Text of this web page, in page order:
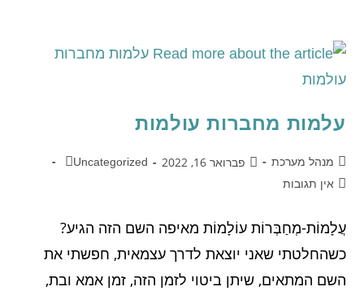
עלמות מחברות עולמות
מנהל מערכת פברואר 16, 2022
Uncategorized
אין תגובות
עֲלָמוֹת-מְחַבְּרוֹת עוֹלָמוֹת מאיפה השם הזה הגיע?
כשהחלטתי שאני יוצאת לדרך עצמאית, חפשתי את
השם המתאים, שיתן ביטוי לזמן הזה, זמן אמא ובת,